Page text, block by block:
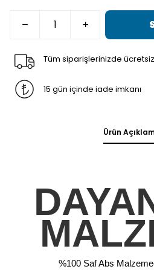
Tüm siparişlerinizde
15 gün içinde iade imkanı
Ürün
%100 Saf Abs